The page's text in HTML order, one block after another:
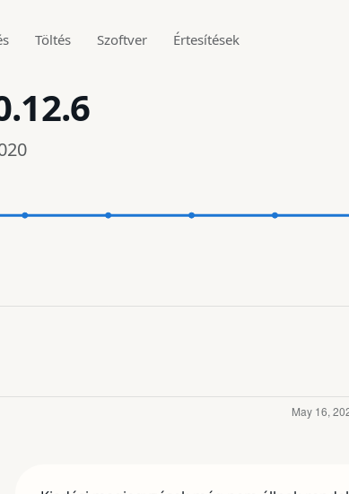
Töltés Szoftver Értesítések